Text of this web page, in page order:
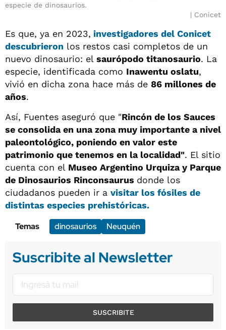
especie de dinosaurios.
Conicet
Es que, ya en 2023, investigadores del Conicet
descubrieron los restos casi completos de un
nuevo dinosaurio: el saurópodo titanosaurio. La
especie, identificada como Inawentu oslatu,
vivió en dicha zona hace más de 86 millones de
años.
Así, Fuentes aseguró que "Rincón de los Sauces
se consolida en una zona muy importante a nivel
paleontológico, poniendo en valor este
patrimonio que tenemos en la localidad". El sitio
cuenta con el Museo Argentino Urquiza y Parque
de Dinosaurios Rinconsaurus donde los
ciudadanos pueden ir a visitar los fósiles de
distintas especies prehistóricas.
Temas
dinosaurios Neuquén
Suscribite al Newsletter
SUSCRIBITE